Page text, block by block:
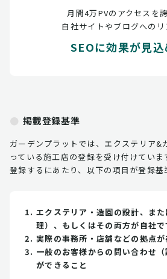
月間4万PVのアクセスを
自社サイトやブログへのリ
SEOに効果が見込
掲載登録基準
ガーデンプラットでは、エクステリア&
っている施工店の登録を受け付けていま
登録するにあたり、以下の項目が登録基
エクステリア・造園の設計、ま
理）、もしくはその両方が自社で
実際の事務所・店舗などの拠点
一般のお客様からの問い合わせ
ができること